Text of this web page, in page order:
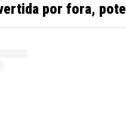
por fora,